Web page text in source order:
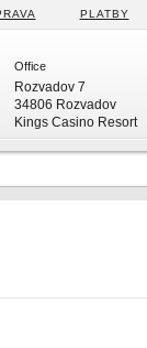
PLATBY
Office
Rozvadov 7
34806 Rozvadov
Kings Casino Resort